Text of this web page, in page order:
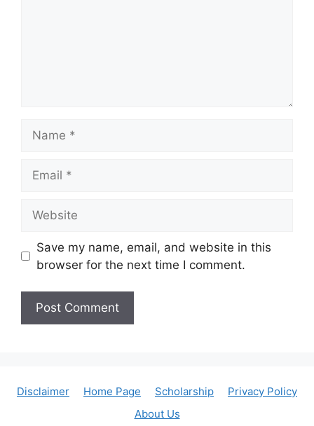
Save my name, email, and website in this
browser for the next time I comment.
Disclaimer Home Page Scholarship
Privacy Policy
About Us